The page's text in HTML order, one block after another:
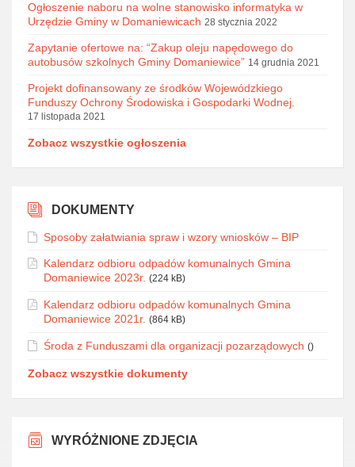
Ogłoszenie naboru na wolne stanowisko informatyka w
Urzędzie Gminy w Domaniewicach 28 stycznia 2022
Zapytanie ofertowe na: “Zakup oleju napędowego do
autobusów szkolnych Gminy Domaniewice” 14 grudnia 2021
Projekt dofinansowany ze środków Wojewódzkiego
Funduszy Ochrony Środowiska i Gospodarki Wodnej.
17 listopada 2021
Zobacz wszystkie ogłoszenia
DOKUMENTY
Sposoby załatwiania spraw i wzory wniosków – BIP
Kalendarz odbioru odpadów komunalnych Gmina
Domaniewice 2023r. (224 kB)
Kalendarz odbioru odpadów komunalnych Gmina
Domaniewice 2021r. (864 kB)
Środa z Funduszami dla organizacji pozarządowych ()
Zobacz wszystkie dokumenty
WYRÓŻNIONE ZDJĘCIA